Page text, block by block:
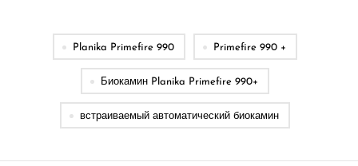
Planika Primefire 990 Primefire 990 +
Биокамин Planika Primefire 990+
встраиваемый автоматический биокамин